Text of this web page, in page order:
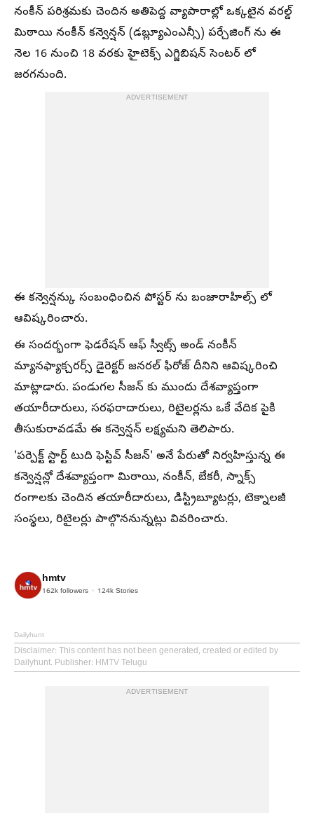
నంకీన్ పరిశ్రమకు చెందిన అతిపెద్ద వ్యాపారాల్లో ఒక్కటైన వరల్డ్
మిఠాయి నంకీన్ కన్వెన్షన్ (డబ్ల్యూఎంఎన్సీ) పర్చేజింగ్ ను ఈ
నెల 16 నుంచి 18 వరకు హైటెక్స్ ఎగ్జిబిషన్ సెంటర్ లో
జరగనుంది.
ADVERTISEMENT
ఈ కన్వెన్షన్కు సంబంధించిన పోస్టర్ ను బంజారాహిల్స్ లో
ఆవిష్కరించారు.
ఈ సందర్భంగా ఫెడరేషన్ ఆఫ్ స్వీట్స్ అండ్ నంకీన్
మ్యానఫ్యాక్చరర్స్ డైరెక్టర్ జనరల్ ఫిరోజ్ దీనిని ఆవిష్కరించి
మాట్లాడారు. పండుగల సీజన్ కు ముందు దేశవ్యాప్తంగా
తయారీదారులు, సరఫరాదారులు, రిటైలర్లను ఒకే వేదిక పైకి
తీసుకురావడమే ఈ కన్వెన్షన్ లక్ష్యమని తెలిపారు.
'పర్పెక్ట్ స్టార్ట్ టుది ఫెస్టివ్ సీజన్' అనే పేరుతో నిర్వహిస్తున్న ఈ
కన్వెన్షన్లో దేశవ్యాప్తంగా మిఠాయి, నంకీన్, బేకరీ, స్నాక్స్
రంగాలకు చెందిన తయారీదారులు, డిస్ట్రిబ్యూటర్లు, టెక్నాలజీ
సంస్థలు, రిటైలర్లు పాల్గొననున్నట్లు వివరించారు.
hmtv
162k followers 124k Stories
Dailyhunt
Disclaimer: This content has not been generated, created or edited by
Dailyhunt. Publisher: HMTV Telugu
ADVERTISEMENT